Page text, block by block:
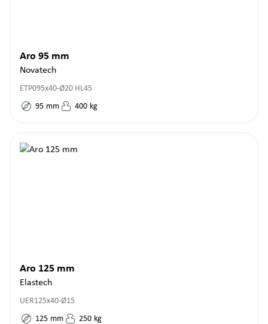
Aro 95 mm
Novatech
ETP095x40-Ø20 HL45
95 mm 400 kg
Aro 125 mm
Elastech
UER125x40-Ø15
125 mm 250 kg